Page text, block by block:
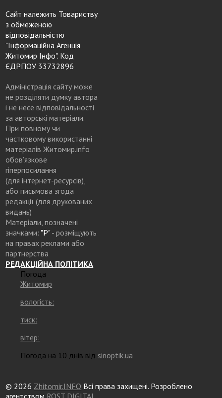
Сайт належить Товариству
з обмеженою
відповідальністю
"Інформаційна Агенція
Житомир Інфо". Код
ЄДРПОУ 33732896
Адміністрація сайту може
не розділяти думку автора
і не несе відповідальності
за авторські матеріали.
При повному чи
частковому використанні
матеріалів Житомир.info
обов’язкове
гіперпосилання
(для інтернет-ресурсів),
або письмова згода
редакції (для друкованих
видань)
Матеріали, позначені
значками: "Р"- розміщують
на правах реклами або
партнерства
РЕДАКЦІЙНА ПОЛІТИКА
Погода
Житомир
вологість:
тиск:
вітер:
Погода на 10 днів від sinoptik.ua
© 2026 Zhitomir.INFO Всі права захищені. Розроблено
агентством ROST DIGITAL